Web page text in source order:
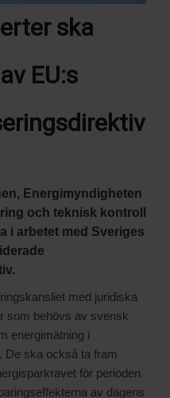
ska
EU:s
Energimyndigheten
och teknisk kontroll
i arbetet med Sveriges
med juridiska
som behövs av svensk
energimätning i
De ska också ta fram
för perioden
av dagens